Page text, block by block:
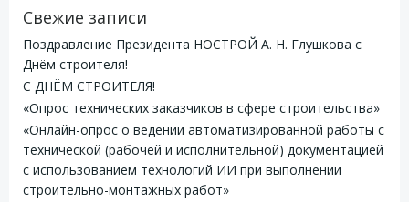
Свежие записи
Поздравление Президента НОСТРОЙ А. Н. Глушкова с
Днём строителя!
С ДНЁМ СТРОИТЕЛЯ!
«Опрос технических заказчиков в сфере строительства»
«Онлайн-опрос о ведении автоматизированной работы с
технической (рабочей и исполнительной) документацией
с использованием технологий ИИ при выполнении
строительно-монтажных работ»